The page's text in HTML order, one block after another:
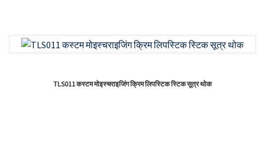
TLS011 कस्टम मोइस्चराइजिंग क्रिम लिपस्टिक स्टिक सूत्र थोक